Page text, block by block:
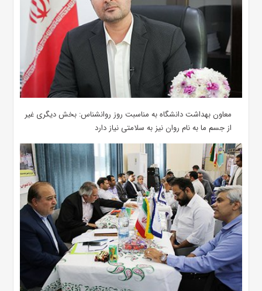
معاون بهداشت دانشگاه به مناسبت روز روانشناس: بخش دیگری غیر
از جسم ما به نام روان نیز به سلامتی نیاز دارد